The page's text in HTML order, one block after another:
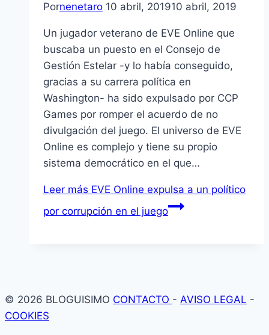
Pornenetaro 10 abril, 201910 abril, 2019
Un jugador veterano de EVE Online que
buscaba un puesto en el Consejo de
Gestión Estelar -y lo había conseguido,
gracias a su carrera política en
Washington- ha sido expulsado por CCP
Games por romper el acuerdo de no
divulgación del juego. El universo de EVE
Online es complejo y tiene su propio
sistema democrático en el que…
Leer más EVE Online expulsa a un político
por corrupción en el juego
© 2026 BLOGUISIMO CONTACTO - AVISO LEGAL -
COOKIES